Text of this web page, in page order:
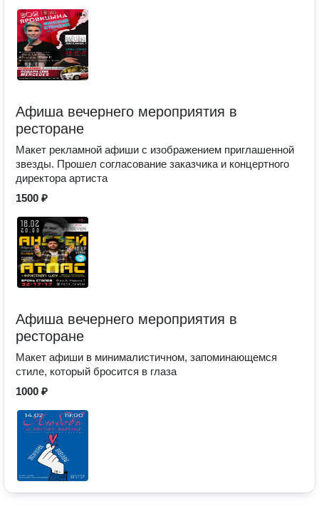
Афиша вечернего мероприятия в
ресторане
Макет рекламной афиши с изображением приглашенной
звезды. Прошел согласование заказчика и концертного
директора артиста
1500 ₽
Афиша вечернего мероприятия в
ресторане
Макет афиши в минималистичном, запоминающемся
стиле, который бросится в глаза
1000 ₽